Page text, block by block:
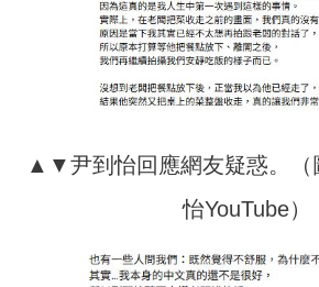
▲▼尹到怡回應網友疑惑。（
怡YouTube）